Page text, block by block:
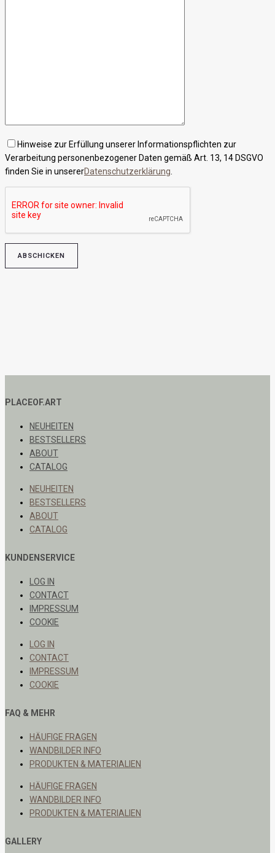
Hinweise zur Erfüllung unserer Informationspflichten zur
Verarbeitung personenbezogener Daten gemäß Art. 13, 14 DSGVO
finden Sie in unsererDatenschutzerklärung.
PLACEOF.ART
NEUHEITEN
BESTSELLERS
ABOUT
CATALOG
NEUHEITEN
BESTSELLERS
ABOUT
CATALOG
KUNDENSERVICE
LOG IN
CONTACT
IMPRESSUM
COOKIE
LOG IN
CONTACT
IMPRESSUM
COOKIE
FAQ & MEHR
HÄUFIGE FRAGEN
WANDBILDER INFO
PRODUKTEN & MATERIALIEN
HÄUFIGE FRAGEN
WANDBILDER INFO
PRODUKTEN & MATERIALIEN
GALLERY